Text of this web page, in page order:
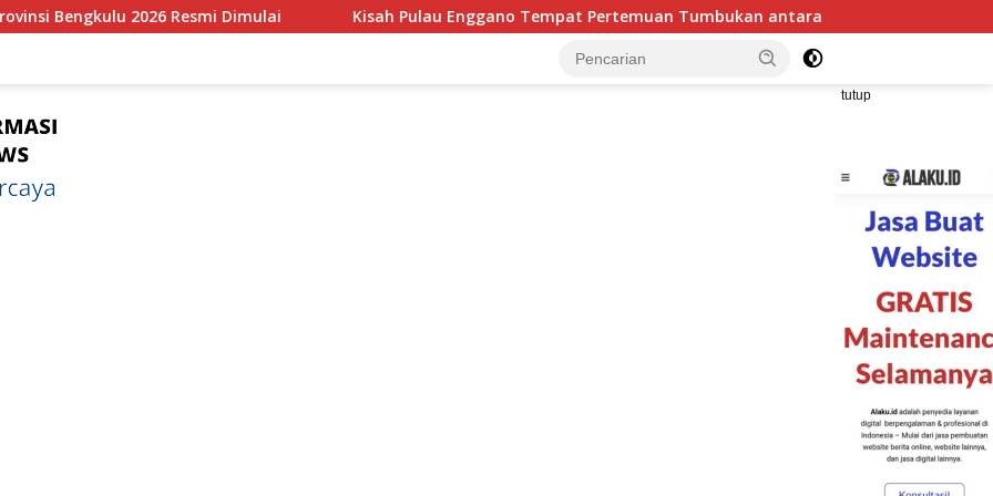
Kisah Pulau Enggano Tempat Pertemuan Tumbukan antara Lempeng Indo-Australia dan Lempeng Eurasia (atau
tutup